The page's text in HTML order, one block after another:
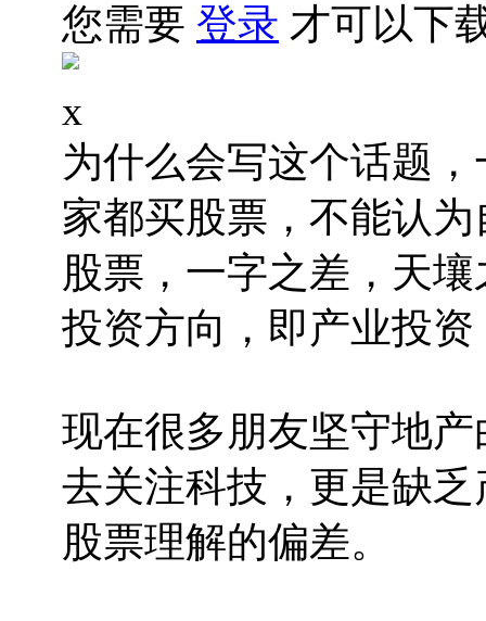
您需要 登录 才可以下
x
为什么会写这个话题
家都买股票，不能认
股票，一字之差，天
投资方向，即产业投
现在很多朋友坚守地
去关注科技，更是缺
股票理解的偏差。